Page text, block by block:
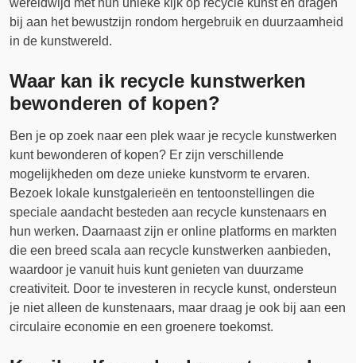
wereldwijd met hun unieke kijk op recycle kunst en dragen
bij aan het bewustzijn rondom hergebruik en duurzaamheid
in de kunstwereld.
Waar kan ik recycle kunstwerken
bewonderen of kopen?
Ben je op zoek naar een plek waar je recycle kunstwerken
kunt bewonderen of kopen? Er zijn verschillende
mogelijkheden om deze unieke kunstvorm te ervaren.
Bezoek lokale kunstgalerieën en tentoonstellingen die
speciale aandacht besteden aan recycle kunstenaars en
hun werken. Daarnaast zijn er online platforms en markten
die een breed scala aan recycle kunstwerken aanbieden,
waardoor je vanuit huis kunt genieten van duurzame
creativiteit. Door te investeren in recycle kunst, ondersteun
je niet alleen de kunstenaars, maar draag je ook bij aan een
circulaire economie en een groenere toekomst.